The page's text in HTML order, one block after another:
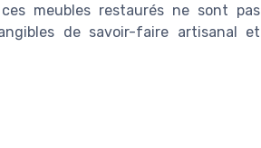
meubles restaurés ne sont pas
de savoir-faire artisanal et